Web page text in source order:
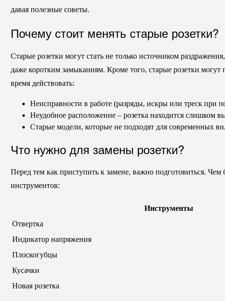
давая полезные советы.
Почему стоит менять старые розетки?
Старые розетки могут стать не только источником
даже коротким замыканиям. Кроме того, старые розетки
время действовать:
Неисправности в работе (разряды, искры или треск при
Неудобное расположение – розетка находится слишком
Старые модели, которые не подходят для современных
Что нужно для замены розетки?
Перед тем как приступить к замене, важно подготовиться.
инструментов:
Инструменты
Отвертка
Индикатор напряжения
Плоскогубцы
Кусачки
Новая розетка